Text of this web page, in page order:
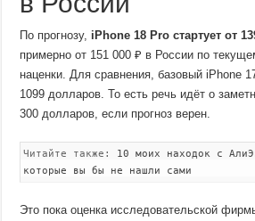
По прогнозу, iPhone 18 Pro стартует от
примерно от 151 000 ₽ в России по
наценки. Для сравнения, базовый iPhone
1099 долларов. То есть речь идёт о
300 долларов, если прогноз верен.
Читайте также: 10 моих находок с
которые вы бы не нашли сами
Это пока оценка исследовательской